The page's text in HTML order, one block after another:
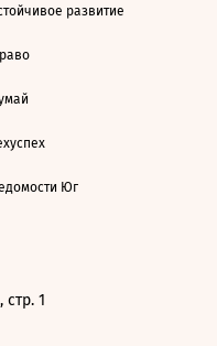
развитие
Юг
стр. 1